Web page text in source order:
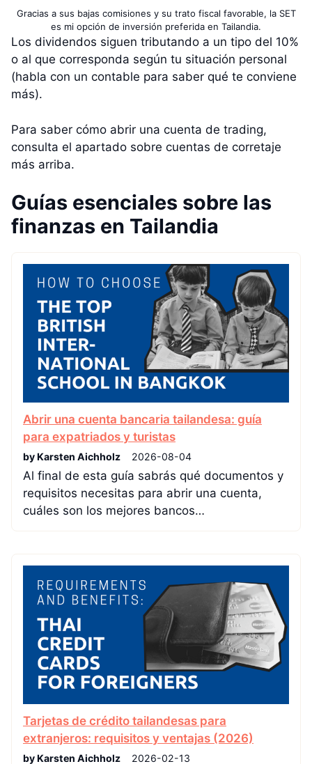
Gracias a sus bajas comisiones y su trato fiscal favorable, la SET
es mi opción de inversión preferida en Tailandia.
Los dividendos siguen tributando a un tipo del 10%
o al que corresponda según tu situación personal
(habla con un contable para saber qué te conviene
más).
Para saber cómo abrir una cuenta de trading,
consulta el apartado sobre cuentas de corretaje
más arriba.
Guías esenciales sobre las
finanzas en Tailandia
Abrir una cuenta bancaria tailandesa: guía
para expatriados y turistas
2026-08-04
by Karsten Aichholz
Al final de esta guía sabrás qué documentos y
requisitos necesitas para abrir una cuenta,
cuáles son los mejores bancos…
Tarjetas de crédito tailandesas para
extranjeros: requisitos y ventajas (2026)
2026-02-13
by Karsten Aichholz